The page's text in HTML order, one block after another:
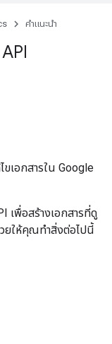
คำแนะนำ
เอกสารใน Google
เพื่อสร้างเอกสารที่ดู
ยให้คุณทำสิ่งต่อไปนี้